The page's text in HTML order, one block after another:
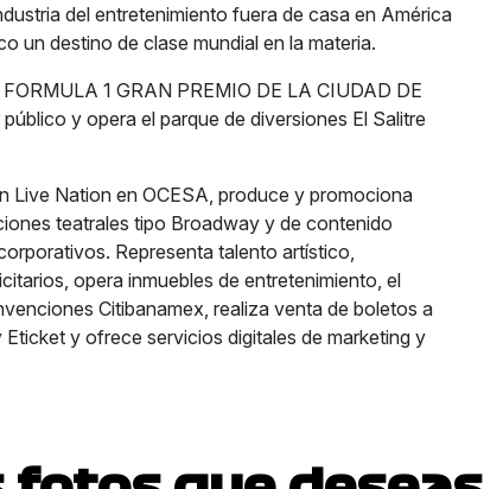
del entretenimiento fuera de casa en América
un destino de clase mundial en la materia.
1 GRAN PREMIO DE LA CIUDAD DE
y opera el parque de diversiones El Salitre
Live Nation en OCESA, produce y promociona
teatrales tipo Broadway y de contenido
Representa talento artístico,
opera inmuebles de entretenimiento, el
Citibanamex, realiza venta de boletos a
y ofrece servicios digitales de marketing y